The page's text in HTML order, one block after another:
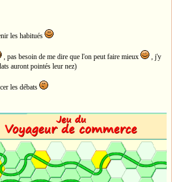
les habitués
, pas besoin de me dire que l'on peut faire mieux
, j'y
auront pointés leur nez)
les débats